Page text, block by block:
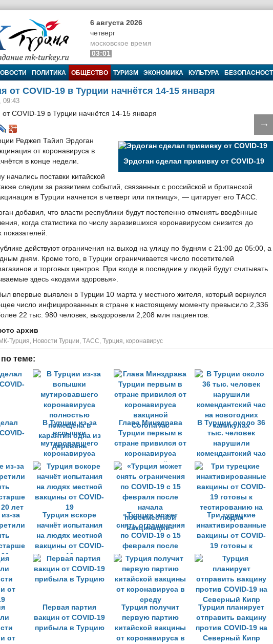
6 августа 2026
четверг
московское время
03:01
ПОЛИТИКА ОБЩЕСТВО ТУРИЗМ ЭКОНОМИКА КУЛЬТУРА
от COVID-19 в Турции начнётся 14-15 января
09:43
→
Эрдоган сделал прививку от COVID-19
Реджеп Тайип Эрдоган
от коронавируса в
в конце недели.
начались поставки китайской
следим за развитием событий, связанных с российской и британской
в Турции начнется в четверг или пятницу», — цитирует его ТАСС.
добавил, что власти республики будут постепенно отменять введённые
когда статистика по числу заразившихся коронавирусом снизится до
действуют ограничения на выход на улицу по будням с 21:00 до 05:00, а
дням. Кроме того, в Турции ограничивается число посетителей
и торговых центров. При входе в последние у людей будут считывать
здесь «кодами здоровья».
впервые выявлен в Турции 10 марта у местного жителя, который вернулся
число инфицированных в стране к настоящему моменту превысило 2,336
22 тыс. 980 человек, выздоровели 2,208 млн пациентов.
архив
МК-Турция, Новости Турции, ТАСС, Турция, коронавирус
теме:
В Турции из-за
вспышки
мутировавшего
коронавируса
полностью
помещена в
карантин одна из
деревень
Глава Минздрава
Турции первым в
стране привился от
коронавируса
вакциной
CoronaVac
В Турции около 36
тыс. человек
нарушили
комендантский час
на новогодних
каникулах
за
лет
Турция вскоре
начнёт испытания
на людях местной
вакцины от COVID-
19
«Турция может
снять ограничения
по COVID-19 с 15
февраля после
начала
повсеместной
вакцинации»
Три турецкие
инактивированные
вакцины от COVID-
19 готовы к
тестированию на
людях
от
Первая партия
вакцин от COVID-19
прибыла в Турцию
Турция получит
первую партию
китайской вакцины
от коронавируса в
Турция планирует
отправить вакцину
против COVID-19 на
Северный Кипр